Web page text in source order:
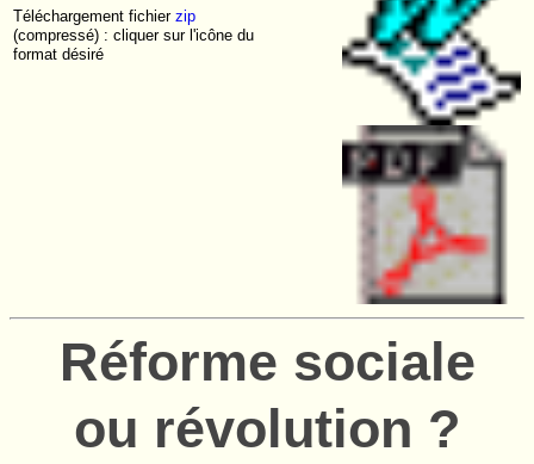
Téléchargement fichier zip
(compressé) : cliquer sur l'icône du
format désiré
Réforme sociale
ou révolution ?